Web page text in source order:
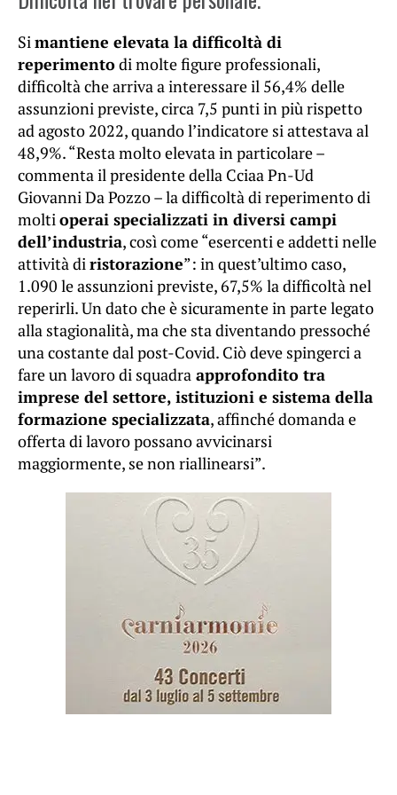
Simantiene elevata la difficoltà di
reperimentodi molte figure professionali,
difficoltà che arriva a interessare il 56,4% delle
assunzioni previste, circa 7,5 punti in più rispetto
ad agosto 2022, quando l’indicatore si attestava al
48,9%. “Resta molto elevata in particolare –
commenta il presidente della Cciaa Pn-Ud
Giovanni Da Pozzo – la difficoltà di reperimento di
moltioperai specializzati in diversi campi
dell’industria, così come “esercenti e addetti nelle
attività diristorazione”: in quest’ultimo caso,
1.090 le assunzioni previste, 67,5% la difficoltà nel
reperirli. Un dato che è sicuramente in parte legato
alla stagionalità, ma che sta diventando pressoché
una costante dal post-Covid. Ciò deve spingerci a
fare un lavoro di squadra approfondito tra
imprese del settore, istituzioni e sistema della
formazione specializzata, affinché domanda e
offerta di lavoro possano avvicinarsi
maggiormente, se non riallinearsi”.